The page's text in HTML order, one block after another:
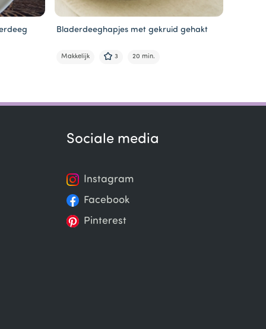
Bladerdeeghapjes met gekruid gehakt
Makkelijk 3 20 min.
Sociale media
Instagram
Facebook
Pinterest